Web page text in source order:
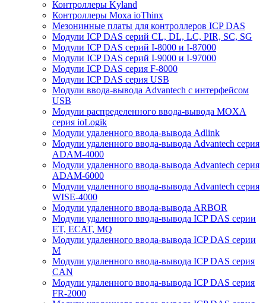
Контроллеры Kyland
Контроллеры Moxa ioThinx
Мезонинные платы для контроллеров ICP DAS
Модули ICP DAS серий CL, DL, LC, PIR, SC, SG
Модули ICP DAS серий I-8000 и I-87000
Модули ICP DAS серий I-9000 и I-97000
Модули ICP DAS серия F-8000
Модули ICP DAS серия USB
Модули ввода-вывода Advantech с интерфейсом
USB
Модули распределенного ввода-вывода MOXA
серия ioLogik
Модули удаленного ввода-вывода Adlink
Модули удаленного ввода-вывода Advantech серия
ADAM-4000
Модули удаленного ввода-вывода Advantech серия
ADAM-6000
Модули удаленного ввода-вывода Advantech серия
WISE-4000
Модули удаленного ввода-вывода ARBOR
Модули удаленного ввода-вывода ICP DAS серии
ET, ECAT, MQ
Модули удаленного ввода-вывода ICP DAS серии
M
Модули удаленного ввода-вывода ICP DAS серия
CAN
Модули удаленного ввода-вывода ICP DAS серия
FR-2000